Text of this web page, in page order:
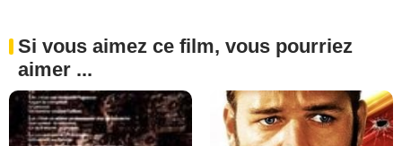
Si vous aimez ce film, vous pourriez
aimer ...